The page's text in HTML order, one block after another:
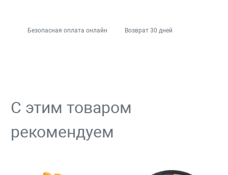
Безопасная оплата онлайн Возврат 30 дней
С этим товаром
рекомендуем